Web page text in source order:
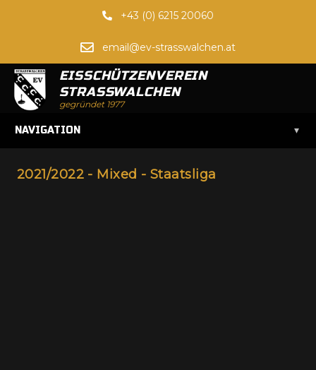
+43 (0) 6215 20060
email@ev-strasswalchen.at
EISSCHÜTZENVEREIN
STRASSWALCHEN
gegründet 1977
NAVIGATION ▾
2021/2022 - Mixed - Staatsliga